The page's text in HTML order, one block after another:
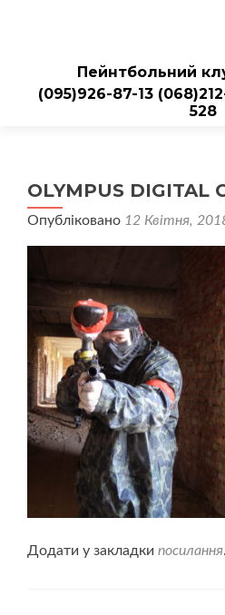
Пейнтбольний
(095)926-87-13
528
OLYMPUS DIGITAL
Опубліковано 12 Квітня,
Додати у закладки посилання.